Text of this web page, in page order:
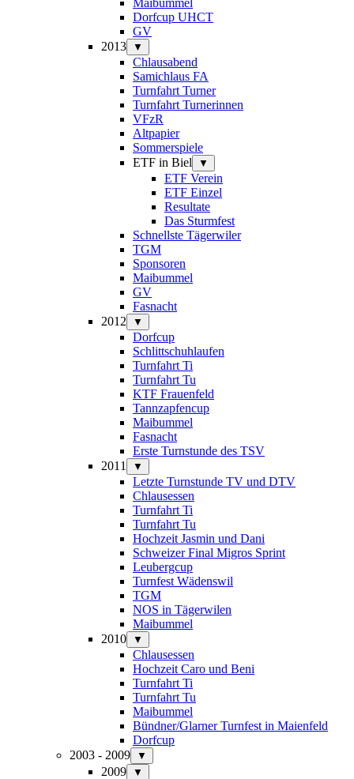
Dorfcup UHCT
GV
2013
▼
Chlausabend
Samichlaus FA
Turnfahrt Turner
Turnfahrt Turnerinnen
VFzR
Altpapier
Sommerspiele
ETF in Biel
▼
ETF Verein
ETF Einzel
Resultate
Das Sturmfest
Schnellste Tägerwiler
TGM
Sponsoren
Maibummel
GV
Fasnacht
2012
▼
Dorfcup
Schlittschuhlaufen
Turnfahrt Ti
Turnfahrt Tu
KTF Frauenfeld
Tannzapfencup
Maibummel
Fasnacht
Erste Turnstunde des TSV
2011
▼
Letzte Turnstunde TV und DTV
Chlausessen
Turnfahrt Ti
Turnfahrt Tu
Hochzeit Jasmin und Dani
Schweizer Final Migros Sprint
Leubergcup
Turnfest Wädenswil
TGM
NOS in Tägerwilen
Maibummel
2010
▼
Chlausessen
Hochzeit Caro und Beni
Turnfahrt Ti
Turnfahrt Tu
Maibummel
Bündner/Glarner Turnfest in Maienfeld
Dorfcup
2003 - 2009
▼
2009 ▼